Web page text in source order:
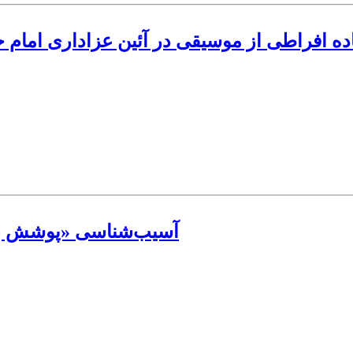
افراطی از موسیقی در آئین عزاداری
آسیب‌‌شناسی «پوشش